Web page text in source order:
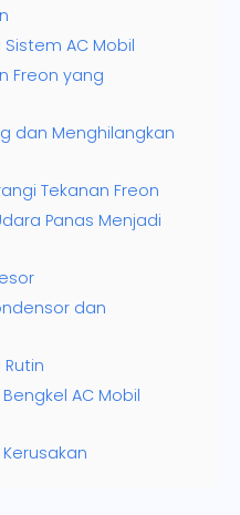
AC Mobil
Freon yang
dan Menghilangkan
Tekanan Freon
Panas Menjadi
dan
AC Mobil